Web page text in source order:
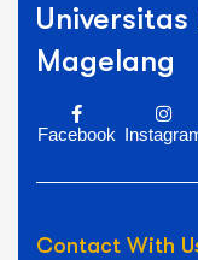
Magelang
Facebook
Contact With